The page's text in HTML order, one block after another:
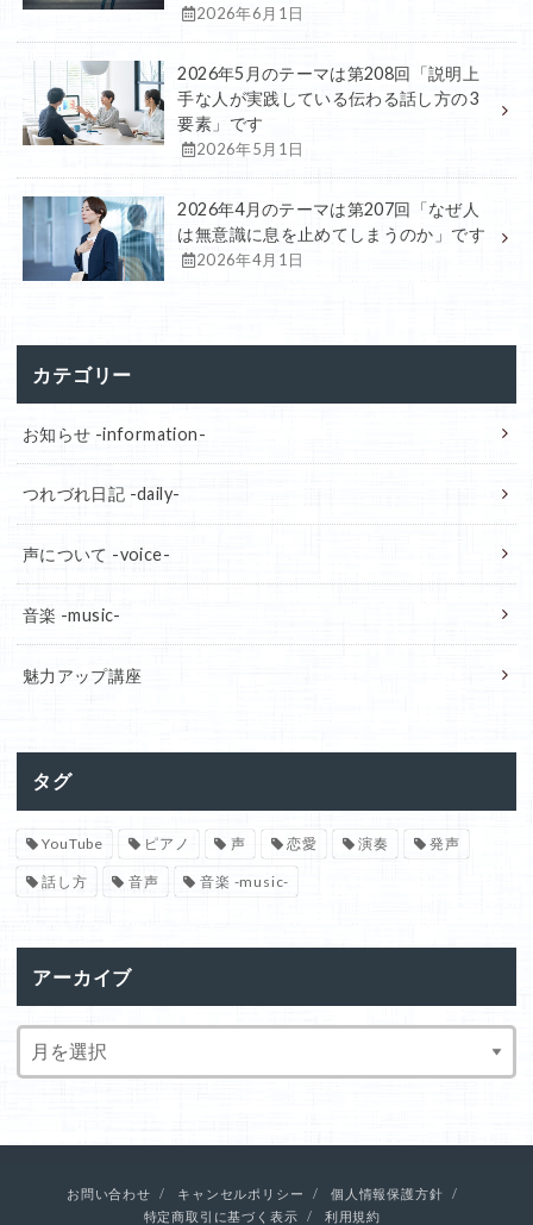
2026年6月1日
2026年5月のテーマは第208回「説明上
手な人が実践している伝わる話し方の3
要素」です
2026年5月1日
2026年4月のテーマは第207回「なぜ人
は無意識に息を止めてしまうのか」です
2026年4月1日
カテゴリー
お知らせ -information-
つれづれ日記 -daily-
声について -voice-
音楽 -music-
魅力アップ講座
タグ
YouTube ピアノ 声 恋愛 演奏 発声
話し方 音声 音楽 -music-
アーカイブ
お問い合わせ キャンセルポリシー
個人情報保護方針
特定商取引に基づく表示
利用規約